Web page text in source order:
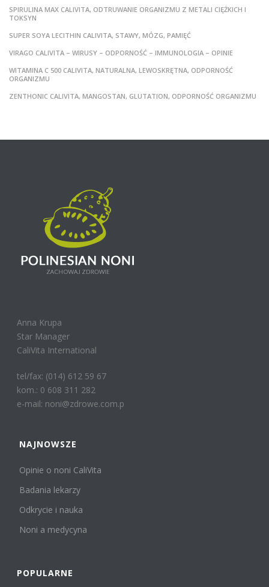
SPIRULINA MAX CALIVITA, ODTRUWANIE ORGANIZMU Z METALI CIĘŻKICH I
TOKSYN
SUPER SOYA LECITHIN CALIVITA, STAWY, MÓZG, PAMIĘĆ
VIRAGO CALIVITA – WIRUSY – ODPORNOŚĆ – IMMUNOLOGIA – OPINIE
WITAMINA C 500 CALIVITA, NATURALNA, LEWOSKRĘTNA, ODPORNOŚĆ
ORGANIZMU
ZENTHONIC CALIVITA, MANGOSTAN, GLUTATION, ODPORNOŚĆ ORGANIZMU
Anna Krupa
Star Manager
CaliVita International
tel/fax: (014) 612 59 67
kom.: 0 608 311 282
e-mail: noni@zdrowe.com.p
NAJNOWSZE
Opinie o noni CaliVita
Badania lekarzy
Odkrycie i nauka
Noni a medycyna
POPULARNE